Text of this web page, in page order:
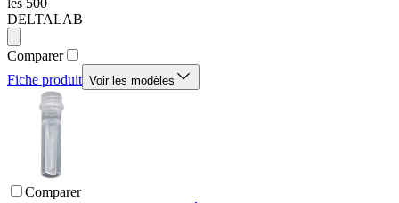
DELTALAB
Comparer
Fiche produit Voir les modèles
Comparer